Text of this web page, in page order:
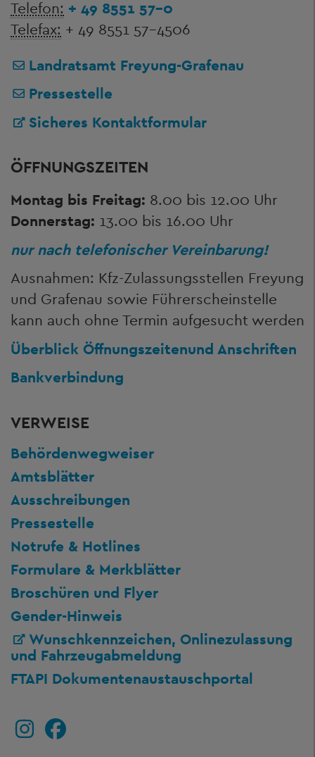
Telefon: + 49 8551 57-0
Telefax: + 49 8551 57-4506
Landratsamt Freyung-Grafenau
Pressestelle
Sicheres Kontaktformular
ÖFFNUNGSZEITEN
Montag bis Freitag: 8.00 bis 12.00 Uhr
Donnerstag: 13.00 bis 16.00 Uhr
nur nach telefonischer Vereinbarung!
Ausnahmen: Kfz-Zulassungsstellen Freyung
und Grafenau sowie Führerscheinstelle
kann auch ohne Termin aufgesucht werden
Überblick Öffnungszeitenund Anschriften
Bankverbindung
VERWEISE
Behördenwegweiser
Amtsblätter
Ausschreibungen
Pressestelle
Notrufe & Hotlines
Formulare & Merkblätter
Broschüren und Flyer
Gender-Hinweis
Wunschkennzeichen, Onlinezulassung
und Fahrzeugabmeldung
FTAPI Dokumentenaustauschportal